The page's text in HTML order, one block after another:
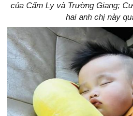
của Cẩm Ly và Trường Giang;
hai anh chị này